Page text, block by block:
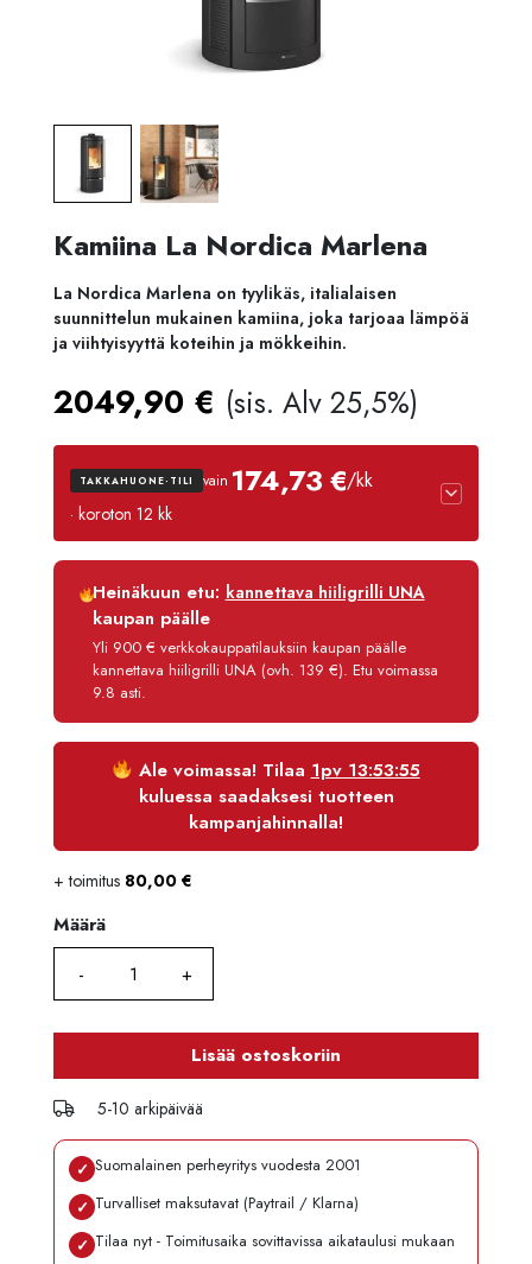
Kamiina La Nordica Marlena
La Nordica Marlena on tyylikäs, italialaisen
suunnittelun mukainen kamiina, joka tarjoaa lämpöä
ja viihtyisyyttä koteihin ja mökkeihin.
2049,90 € (sis. Alv 25,5%)
TAKKAHUONE-TILI vain 174,73 €/kk
· koroton 12 kk
Luottoaika
12 kk
Korko
Käsittelymaksu
3,90 €/kk
Maksettava yhteensä
2 096,70 €
Heinäkuun etu: kannettava hiiligrilli UNA
kaupan päälle
Yli 900 € verkkokauppatilauksiin kaupan päälle
kannettava hiiligrilli UNA (ovh. 139 €). Etu voimassa
9.8 asti.
Ale voimassa! Tilaa 1pv 13:53:54
kuluessa saadaksesi tuotteen
kampanjahinnalla!
+ toimitus 80,00 €
Määrä
Määrä
Lisää ostoskoriin
5-10 arkipäivää
✓ Suomalainen perheyritys vuodesta 2001
✓ Turvalliset maksutavat (Paytrail / Klarna)
✓ Tilaa nyt - Toimitusaika sovittavissa aikataulusi mukaan